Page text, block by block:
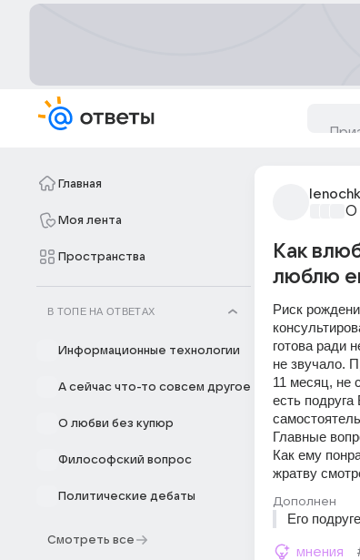
Главная
Моя лента
Пространства
В ТОПЕ НА ОТВЕТАХ
Информационные технологии
А сейчас что-то совсем другое
О любви без купюр
Философский вопрос
Политические дебаты
Смотреть все
О
Как
люблю
Риск
готова ради
не звучало.
11 месяц, не
есть
Главные
Как ему
жратву
Дополнен
Его
мнения